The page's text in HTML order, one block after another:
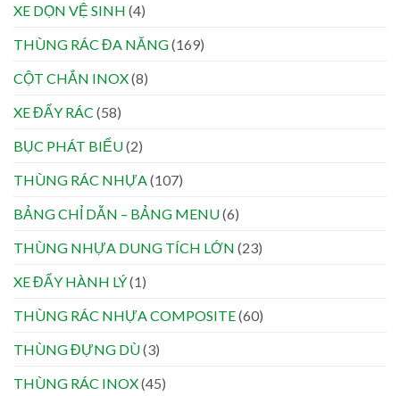
XE DỌN VỆ SINH (4)
THÙNG RÁC ĐA NĂNG(169)
CỘT CHẮN INOX(8)
XE ĐẨY RÁC (58)
BỤC PHÁT BIỂU(2)
THÙNG RÁC NHỰA(107)
BẢNG CHỈ DẪN – BẢNG MENU(6)
THÙNG NHỰA DUNG TÍCH LỚN (23)
XE ĐẨY HÀNH LÝ(1)
THÙNG RÁC NHỰA COMPOSITE(60)
THÙNG ĐỰNG DÙ(3)
THÙNG RÁC INOX(45)